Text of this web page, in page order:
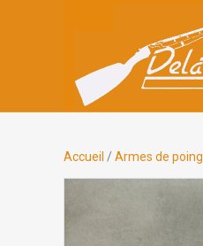
Accueil / Armes de poing